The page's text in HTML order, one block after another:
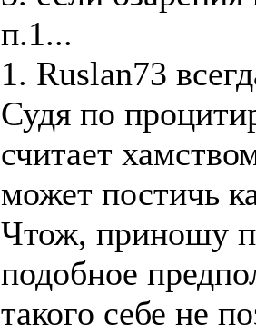
п.1...
1. Ruslan73
Судя по
считает
может постичь
Чтож, приношу
подобное
такого себе не